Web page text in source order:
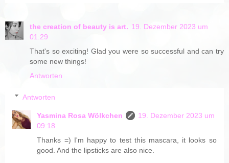
the creation of beauty is art. 19. Dezember 2023 um
01:29
That's so exciting! Glad you were so successful and can try
some new things!
Antworten
Antworten
Yasmina Rosa Wölkchen
19. Dezember 2023 um
09:18
Thanks =) I'm happy to test this mascara, it looks so
good. And the lipsticks are also nice.